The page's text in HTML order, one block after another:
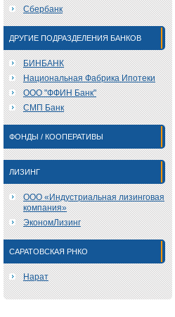
Сбербанк
ДРУГИЕ ПОДРАЗДЕЛЕНИЯ БАНКОВ
БИНБАНК
Национальная Фабрика Ипотеки
ООО "ФФИН Банк"
СМП Банк
ФОНДЫ / КООПЕРАТИВЫ
ЛИЗИНГ
ООО «Индустриальная лизинговая
компания»
ЭкономЛизинг
САРАТОВСКАЯ РНКО
Нарат